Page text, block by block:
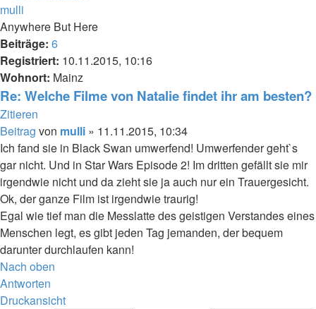
mulli
Anywhere But Here
Beiträge: 6
Registriert: 10.11.2015, 10:16
Wohnort: Mainz
Re: Welche Filme von Natalie findet ihr am besten?
Zitieren
Beitrag von mulli » 11.11.2015, 10:34
Ich fand sie in Black Swan umwerfend! Umwerfender geht`s
gar nicht. Und in Star Wars Episode 2! Im dritten gefällt sie mir
irgendwie nicht und da zieht sie ja auch nur ein Trauergesicht.
Ok, der ganze Film ist irgendwie traurig!
Egal wie tief man die Messlatte des geistigen Verstandes eines
Menschen legt, es gibt jeden Tag jemanden, der bequem
darunter durchlaufen kann!
Nach oben
Antworten
Druckansicht